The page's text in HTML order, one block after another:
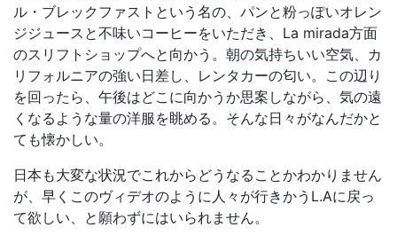
ル・ブレックファストという名の、パンと粉っぽいオレン
ジジュースと不味いコーヒーをいただき、La mirada方面
のスリフトショップへと向かう。朝の気持ちいい空気、カ
リフォルニアの強い日差し、レンタカーの匂い。この辺り
を回ったら、午後はどこに向かうか思案しながら、気の遠
くなるような量の洋服を眺める。そんな日々がなんだかと
ても懐かしい。
日本も大変な状況でこれからどうなることかわかりません
が、早くこのヴィデオのように人々が行きかうL.Aに戻っ
て欲しい、と願わずにはいられません。